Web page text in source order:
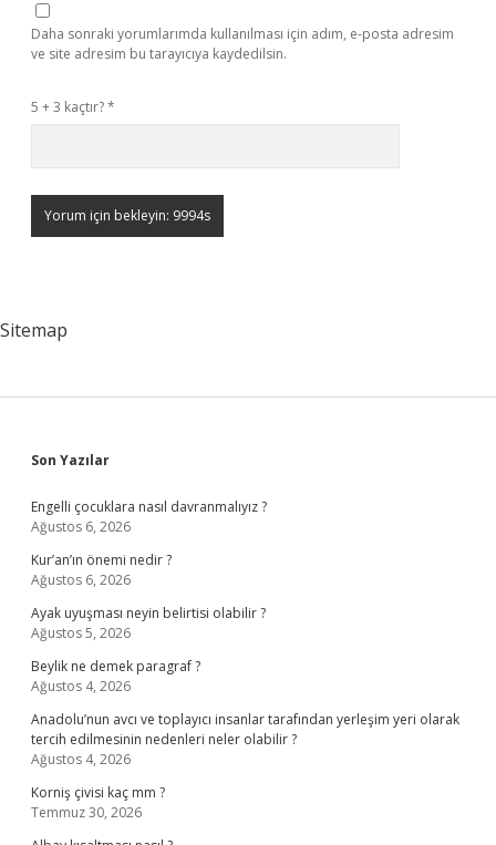
Daha sonraki yorumlarımda kullanılması için adım, e-posta adresim
ve site adresim bu tarayıcıya kaydedilsin.
5 + 3 kaçtır?*
Sitemap
Sidebar
Son Yazılar
Engelli çocuklara nasıl davranmalıyız ?
Ağustos 6, 2026
Kur’an’ın önemi nedir ?
Ağustos 6, 2026
Ayak uyuşması neyin belirtisi olabilir ?
Ağustos 5, 2026
Beylik ne demek paragraf ?
Ağustos 4, 2026
Anadolu’nun avcı ve toplayıcı insanlar tarafından yerleşim yeri olarak
tercih edilmesinin nedenleri neler olabilir ?
Ağustos 4, 2026
Korniş çivisi kaç mm ?
Temmuz 30, 2026